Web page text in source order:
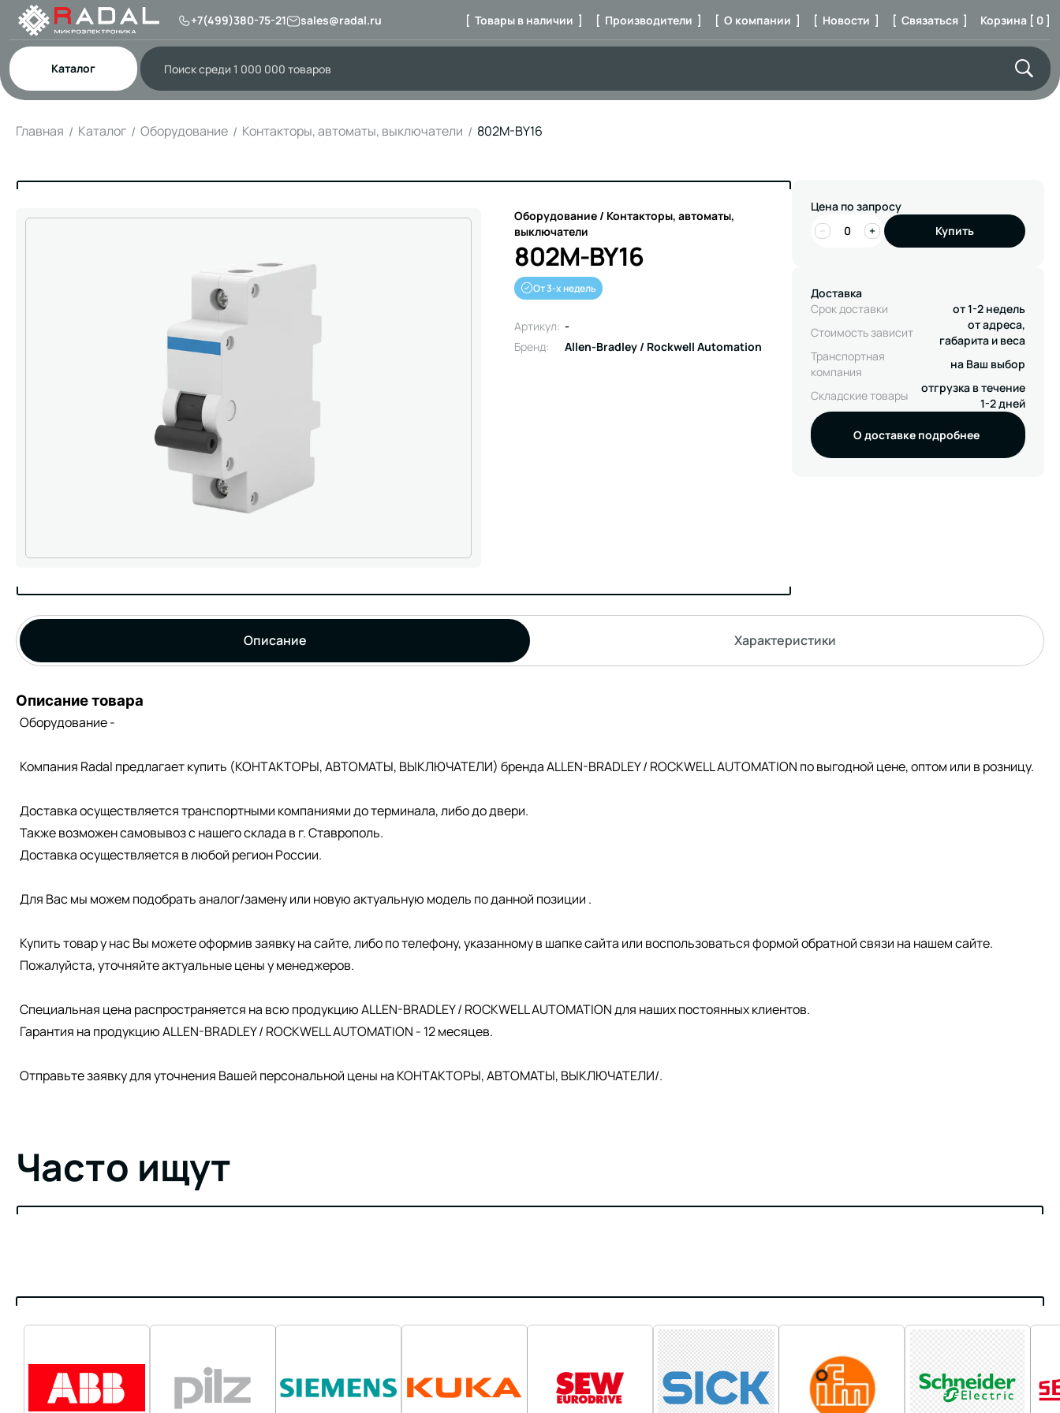
+7(499)380-75-21 sales@radal.ru [ Товары в наличии ] [ Производители ] [ О компании ] [ Новости ] [ Связаться ] Корзина [ 0 ]
Каталог
Главная Каталог Оборудование Контакторы, автоматы, выключатели 802M-BY16
Оборудование / Контакторы, автоматы,
выключатели
802M-BY16
От 3-х недель
Артикул: -
Бренд:
Allen-Bradley / Rockwell Automation
Цена по запросу
−
+ Купить
Доставка
Срок доставки
от 1-2 недель
Стоимость зависит
от адреса,
габарита и веса
Транспортная
компания
на Ваш выбор
Складские товары
отгрузка в течение
1-2 дней
О доставке подробнее
Описание Характеристики
Описание товара
Оборудование -
Компания Radal предлагает купить (КОНТАКТОРЫ, АВТОМАТЫ, ВЫКЛЮЧАТЕЛИ) бренда ALLEN-BRADLEY / ROCKWELL AUTOMATION по выгодной цене, оптом или в розницу.
Доставка осуществляется транспортными компаниями до терминала, либо до двери.
Также возможен самовывоз с нашего склада в г. Ставрополь.
Доставка осуществляется в любой регион России.
Для Вас мы можем подобрать аналог/замену или новую актуальную модель по данной позиции .
Купить товар у нас Вы можете оформив заявку на сайте, либо по телефону, указанному в шапке сайта или воспользоваться формой обратной связи на нашем сайте.
Пожалуйста, уточняйте актуальные цены у менеджеров.
Специальная цена распространяется на всю продукцию ALLEN-BRADLEY / ROCKWELL AUTOMATION для наших постоянных клиентов.
Гарантия на продукцию ALLEN-BRADLEY / ROCKWELL AUTOMATION - 12 месяцев.
Отправьте заявку для уточнения Вашей персональной цены на КОНТАКТОРЫ, АВТОМАТЫ, ВЫКЛЮЧАТЕЛИ/.
Часто ищут